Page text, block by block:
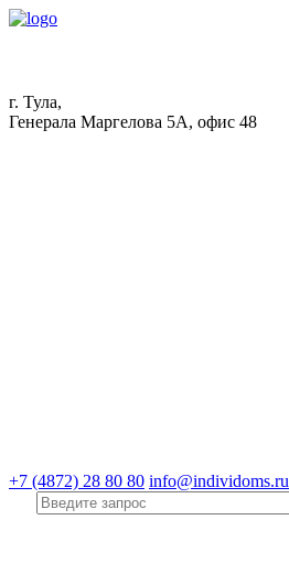
г. Тула,
Генерала Маргелова 5А, офис 48
+7 (4872) 28 80 80 info@individoms.ru